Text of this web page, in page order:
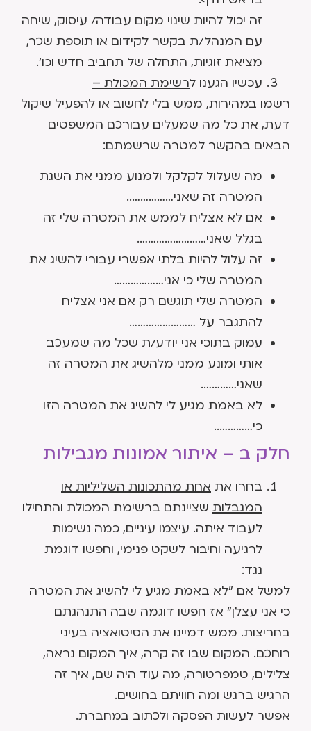
זה יכול להיות שינוי מקום עבודה/ עיסוק, שיחה
עם המנהל/ת בקשר לקידום או תוספת שכר,
מציאת זוגיות, התחלה של תחביב חדש וכו'.
עכשיו הגענו לרשימת המכולת –
רשמו במהירות, ממש בלי לחשוב או להפעיל שיקול
דעת, את כל מה שמעלים עבורכם המשפטים
הבאים בהקשר למטרה שרשמתם:
מה שעלול לקלקל ולמנוע ממני את השגת
המטרה זה שאני……………..
אם לא אצליח לממש את המטרה שלי זה
בגלל שאני…………………….
זה עלול להיות בלתי אפשרי עבורי להשיג את
המטרה שלי כי אני………………
המטרה שלי תוגשם רק אם אני אצליח
להתגבר על ……………………
עמוק בתוכי אני יודע/ת שכל מה שמעכב
אותי ומונע ממני מלהשיג את המטרה זה
שאני………….
לא באמת מגיע לי להשיג את המטרה הזו
כי…………..
חלק ב – איתור אמונות מגבילות
בחרו את אחת מהתכונות השליליות או
המגבלות שציינתם ברשימת המכולת והתחילו
לעבוד איתה. עיצמו עיניים, כמה נשימות
לרגיעה וחיבור לשקט פנימי, וחפשו דוגמת
נגד:
למשל אם "לא באמת מגיע לי להשיג את המטרה
כי אני עצלן" אז חפשו דוגמה שבה התנהגתם
בחריצות. ממש דמיינו את הסיטואציה בעיני
רוחכם. המקום שבו זה קרה, איך המקום נראה,
צלילים, טמפרטורה, מה עוד היה שם, איך זה
הרגיש ברגש ומה חוויתם בחושים.
אפשר לעשות הפסקה ולכתוב במחברת.